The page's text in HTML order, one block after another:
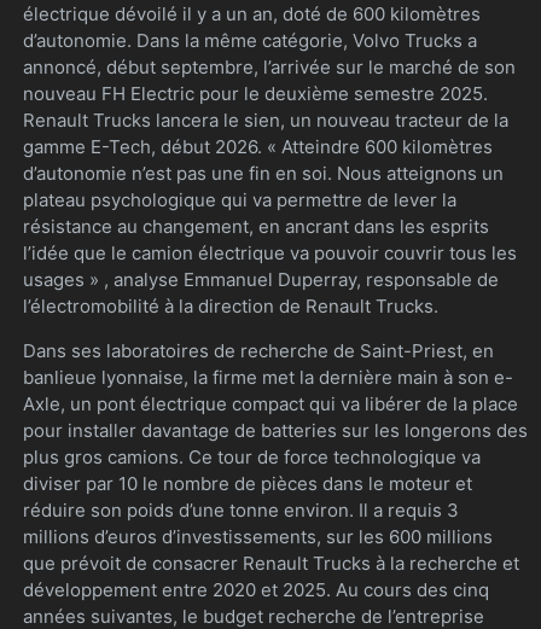
électrique dévoilé il y a un an, doté de 600 kilomètres
d’autonomie. Dans la même catégorie, Volvo Trucks a
annoncé, début septembre, l’arrivée sur le marché de son
nouveau FH Electric pour le deuxième semestre 2025.
Renault Trucks lancera le sien, un nouveau tracteur de la
gamme E-Tech, début 2026. « Atteindre 600 kilomètres
d’autonomie n’est pas une fin en soi. Nous atteignons un
plateau psychologique qui va permettre de lever la
résistance au changement, en ancrant dans les esprits
l’idée que le camion électrique va pouvoir couvrir tous les
usages » , analyse Emmanuel Duperray, responsable de
l’électromobilité à la direction de Renault Trucks.
Dans ses laboratoires de recherche de Saint-Priest, en
banlieue lyonnaise, la firme met la dernière main à son e-
Axle, un pont électrique compact qui va libérer de la place
pour installer davantage de batteries sur les longerons des
plus gros camions. Ce tour de force technologique va
diviser par 10 le nombre de pièces dans le moteur et
réduire son poids d’une tonne environ. Il a requis 3
millions d’euros d’investissements, sur les 600 millions
que prévoit de consacrer Renault Trucks à la recherche et
développement entre 2020 et 2025. Au cours des cinq
années suivantes, le budget recherche de l’entreprise